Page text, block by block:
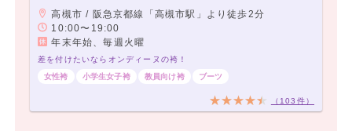
高槻市 / 阪急京都線「高槻市駅」より徒歩2分
10:00〜19:00
年末年始、毎週火曜
差を付けたいならオンディーヌの袴！
女性袴
小学生女子袴 教員向け袴 ブーツ
（103件）